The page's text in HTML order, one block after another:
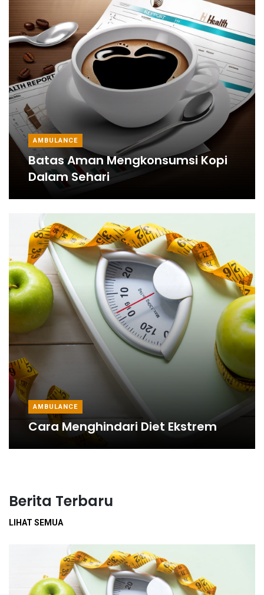
AMBULANCE
Batas Aman Mengkonsumsi Kopi
Dalam Sehari
AMBULANCE
Cara Menghindari Diet Ekstrem
Berita Terbaru
LIHAT SEMUA